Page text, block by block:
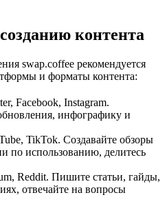
контента
swap.coffee рекомендуется
и форматы контента:
Facebook, Instagram.
инфографику и
TikTok. Создавайте обзоры
по использованию, делитесь
Reddit. Пишите статьи, гайды,
отвечайте на вопросы